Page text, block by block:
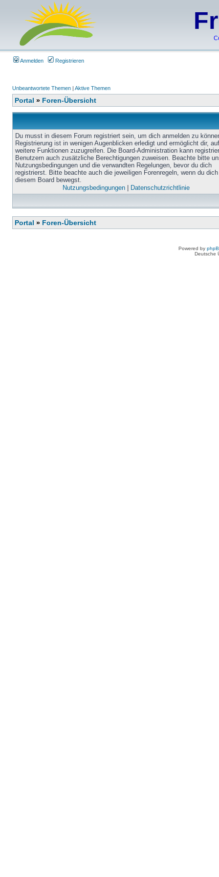
Anmelden Registrieren
Unbeantwortete Themen | Aktive Themen
Portal » Foren-Übersicht
Du musst in diesem Forum registriert sein, um dich anmelden zu
Registrierung ist in wenigen Augenblicken erledigt und ermöglicht dir, auf
weitere Funktionen zuzugreifen. Die Board-Administration kann
Benutzern auch zusätzliche Berechtigungen zuweisen. Beachte bitte
Nutzungsbedingungen und die verwandten Regelungen, bevor du dich
registrierst. Bitte beachte auch die jeweiligen Forenregeln, wenn du
diesem Board bewegst.
Nutzungsbedingungen| Datenschutzrichtlinie
Portal » Foren-Übersicht
Powered by
Deutsche